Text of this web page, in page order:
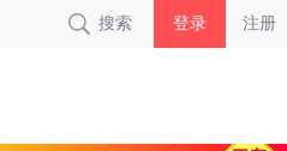
搜索 登录 注册